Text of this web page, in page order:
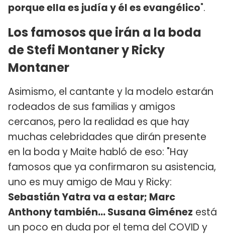
porque ella es judía y él es evangélico".
Los famosos que irán a la boda
de Stefi Montaner y Ricky
Montaner
Asimismo, el cantante y la modelo estarán
rodeados de sus familias y amigos
cercanos, pero la realidad es que hay
muchas celebridades que dirán presente
en la boda y Maite habló de eso: "Hay
famosos que ya confirmaron su asistencia,
uno es muy amigo de Mau y Ricky:
Sebastián Yatra va a estar; Marc
Anthony también... Susana Giménez está
un poco en duda por el tema del COVID y